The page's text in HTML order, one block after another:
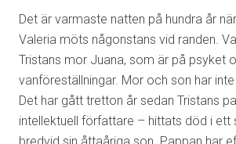
Det är varmaste natten på hundra år
Valeria möts någonstans vid randen.
Tristans mor Juana, som är på psyket
vanföreställningar. Mor och son har
Det har gått tretton år sedan Tristans
intellektuell författare – hittats död i ett
bredvid sin åttaåriga son. Pappan har